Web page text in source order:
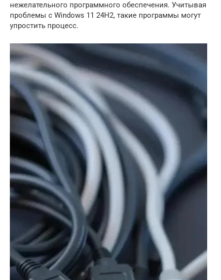
нежелательного программного обеспечения. Учитывая
проблемы с Windows 11 24H2, такие программы могут
упростить процесс.